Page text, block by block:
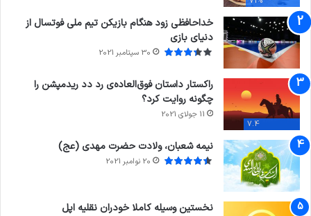
خداحافظی زود هنگام بازیکن تیم ملی فوتسال از
دنیای بازی
30 سپتامبر 2021
7.4
راکستار داستان فوق‌العاده‌ی رد دد ریدمپشن را
چگونه روایت کرد؟
11 جولای 2021
نیمه شعبان، ولادت حضرت مهدی (عج)
20 نوامبر 2021
نخستین وسیله کاملا خودران نقلیه اپل